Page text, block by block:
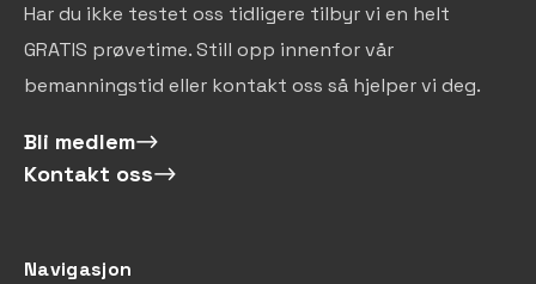
Har du ikke testet oss tidligere tilbyr vi en helt
GRATIS prøvetime. Still opp innenfor vår
bemanningstid eller kontakt oss så hjelper vi deg.
Bli medlem
Kontakt oss
Navigasjon